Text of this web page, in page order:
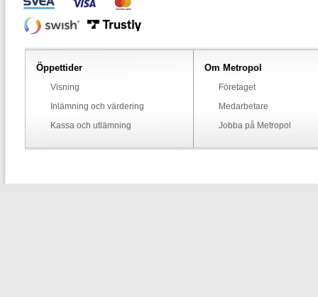
Öppettider
Visning
Inlämning och värdering
Kassa och utlämning
Om Metropol
Företaget
Medarbetare
Jobba på Metropol